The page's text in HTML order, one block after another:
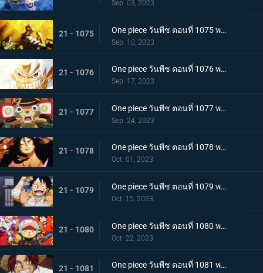
Sep. 03, 2023
21 - 1075 One piece วันพีช ตอนที่ 1075 พากย์ไทย คำอธิษฐาน 20 ปี ทวงคืนแคว้นวาโนะ
Sep. 10, 2023
21 - 1076 One piece วันพีช ตอนที่ 1076 พากย์ไทย โลกที่ลูฟี่ปรารถนา
Sep. 17, 2023
21 - 1077 One piece วันพีช ตอนที่ 1077 พากย์ไทย ปิดฉาก ผู้ชนะ ลูฟี่หมวกฟาง
Sep. 24, 2023
21 - 1078 One piece วันพีช ตอนที่ 1078 พากย์ไทย การกลับมา โชกุนแห่งแคว้นวาโนะ โคสึกิ โมโมโนะสุเกะ
Oct. 01, 2023
21 - 1079 One piece วันพีช ตอนที่ 1079 พากย์ไทย ยามเช้ามาถึง การพักผ่อนของพวกลูฟี่
Oct. 15, 2023
21 - 1080 One piece วันพีช ตอนที่ 1080 พากย์ไทย งานเลี้ยงฉลอง เหล่าจักรพรรดิแห่งท้องทะเลคนใหม่
Oct. 22, 2023
21 - 1081 One piece วันพีช ตอนที่ 1081 พากย์ไทย โลกจะลุกเป็นไฟ การโจมตีของพลเรือเอก